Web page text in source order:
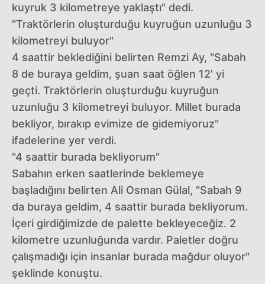
kuyruk 3 kilometreye yaklaştı" dedi.
"Traktörlerin oluşturduğu kuyruğun uzunluğu 3
kilometreyi buluyor"
4 saattir beklediğini belirten Remzi Ay, "Sabah
8 de buraya geldim, şuan saat öğlen 12' yi
geçti. Traktörlerin oluşturduğu kuyruğun
uzunluğu 3 kilometreyi buluyor. Millet burada
bekliyor, bırakıp evimize de gidemiyoruz"
ifadelerine yer verdi.
"4 saattir burada bekliyorum"
Sabahın erken saatlerinde beklemeye
başladığını belirten Ali Osman Gülal, "Sabah 9
da buraya geldim, 4 saattir burada bekliyorum.
İçeri girdiğimizde de palette bekleyeceğiz. 2
kilometre uzunluğunda vardır. Paletler doğru
çalışmadığı için insanlar burada mağdur oluyor"
şeklinde konuştu.